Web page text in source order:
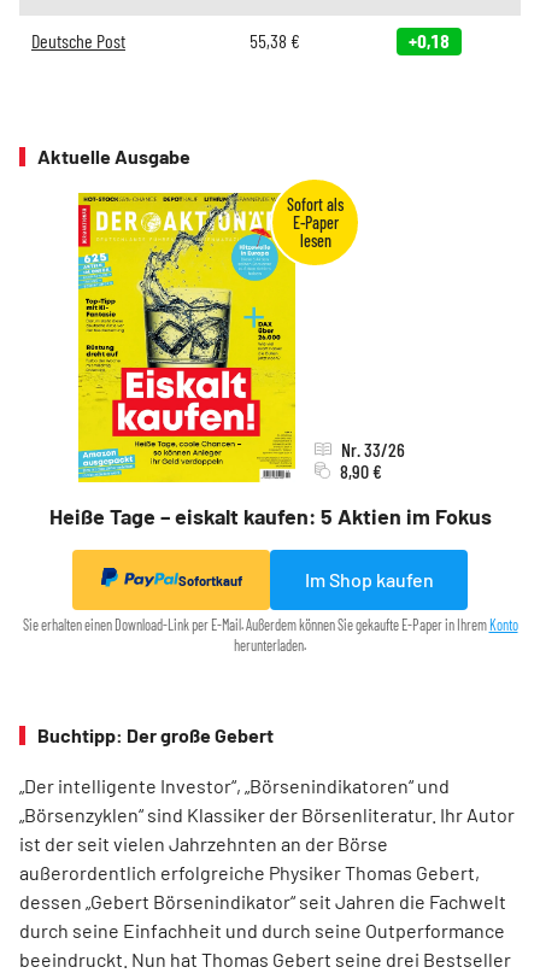
Deutsche Post 55,38 € +0,18
Aktuelle Ausgabe
Heiße Tage – eiskalt kaufen: 5 Aktien im Fokus
Nr. 33/26
8,90 €
Sofortkauf Im Shop kaufen
Sie erhalten einen Download-Link per E-Mail. Außerdem können Sie gekaufte E-Paper in Ihrem Konto
herunterladen.
Buchtipp: Der große Gebert
„Der intelligente Investor“, „Börsenindikatoren“ und
„Börsenzyklen“ sind Klassiker der Börsen­literatur. Ihr Autor
ist der seit vielen Jahrzehnten an der Börse
außerordentlich erfolgreiche Physiker Thomas Gebert,
dessen „Gebert Börsenindikator“ seit Jahren die Fachwelt
durch seine Einfachheit und durch seine Outperformance
beeindruckt. Nun hat Thomas Gebert seine drei Best­seller